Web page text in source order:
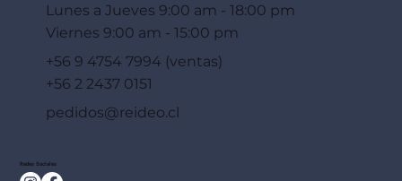
Lunes a Jueves 9:00 am - 18:00 pm
Viernes 9:00 am - 15:00 pm
+56 9 4754 7994 (ventas)
+56 2 2437 0151
pedidos@reideo.cl
Redes Sociales